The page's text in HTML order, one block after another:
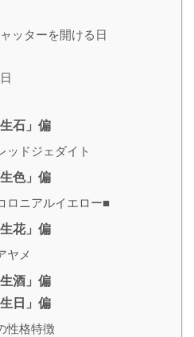
ッターを開ける日
石」偏
ッドジェダイト
色」偏
ロニアルイエロー■
花」偏
ヤメ
酒」偏
日」偏
性格特徴